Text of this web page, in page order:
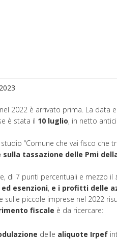
2022 è arrivato prima. La data
è stata il 10 luglio, in netto
“Comune che vai fisco che
tassazione delle Pmi
di 7 punti percentuali e mezzo il
esenzioni, e i profitti delle
sulle piccole imprese nel 2022
fiscale è da ricercare:
delle aliquote Irpef